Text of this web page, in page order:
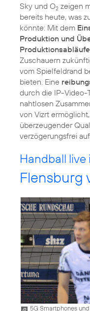
Sky und O2 zeigen
bereits heute, was
könnte: Mit dem
Produktion und
Zuschauern
vom Spielfeldrand
bieten. Eine
durch die IP-Video-
nahtlosen
von Vizrt
überzeugender
verzögerungsfrei auf
Handball live
Flensburg
5G Smartphones